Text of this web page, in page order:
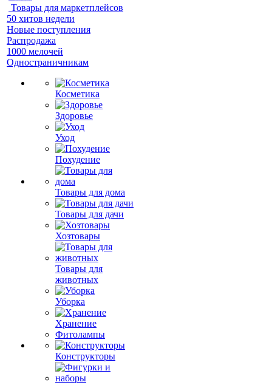
Товары для маркетплейсов
50 хитов недели
Новые поступления
Распродажа
1000 мелочей
Одностраничникам
Косметика
Здоровье
Уход
Похудение
Товары для дома
Товары для дачи
Хозтовары
Товары для
животных
Уборка
Хранение
Фитолампы
Конструкторы